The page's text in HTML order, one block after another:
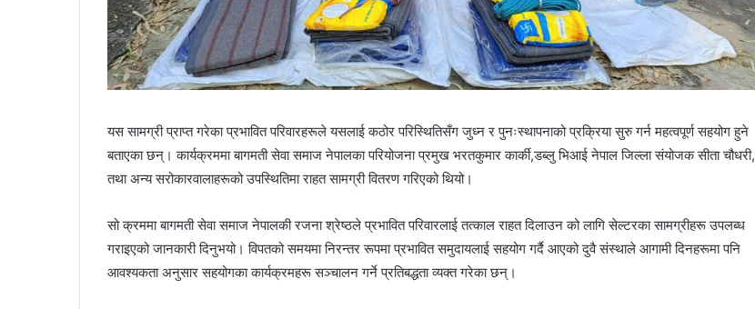
यस सामग्री प्राप्त गरेका प्रभावित परिवारहरूले यसलाई कठोर परिस्थितिसँग जुध्न र पुनःस्थापनाको प्रक्रिया सुरु गर्न महत्वपूर्ण सहयोग हुने
बताएका छन्। कार्यक्रममा बागमती सेवा समाज नेपालका परियोजना प्रमुख भरतकुमार कार्की,डब्लु भिआई नेपाल जिल्ला संयोजक सीता चौधरी,
तथा अन्य सरोकारवालाहरूको उपस्थितिमा राहत सामग्री वितरण गरिएको थियो।
सो क्रममा बागमती सेवा समाज नेपालकी रजना श्रेष्ठले प्रभावित परिवारलाई तत्काल राहत दिलाउन को लागि सेल्टरका सामग्रीहरू उपलब्ध
गराइएको जानकारी दिनुभयो। विपतको समयमा निरन्तर रूपमा प्रभावित समुदायलाई सहयोग गर्दै आएको दुवै संस्थाले आगामी दिनहरूमा पनि
आवश्यकता अनुसार सहयोगका कार्यक्रमहरू सञ्चालन गर्ने प्रतिबद्धता व्यक्त गरेका छन्।